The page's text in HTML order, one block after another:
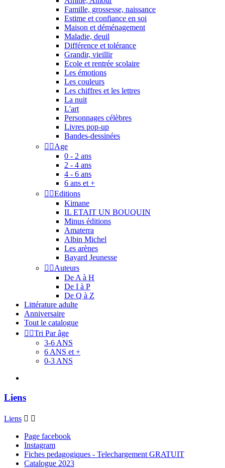
Famille, grossesse, naissance
Estime et confiance en soi
Maison et déménagement
Maladie, deuil
Différence et tolérance
Grandir, vieillir
Ecole et rentrée scolaire
Les émotions
Les couleurs
Les chiffres et les lettres
La nuit
L'art
Personnages célèbres
Livres pop-up
Bandes-dessinées
 Age
0 - 2 ans
2 - 4 ans
4 - 6 ans
6 ans et +
 Editions
Kimane
IL ETAIT UN BOUQUIN
Minus éditions
Amaterra
Albin Michel
Les arènes
Bayard Jeunesse
 Auteurs
De A à H
De I à P
De Q à Z
Littérature adulte
Anniversaire
Tout le catalogue
 Tri Par âge
3-6 ANS
6 ANS et +
0-3 ANS
Liens
Liens  
Page facebook
Instagram
Fiches pedagogiques - Telechargement GRATUIT
Catalogue 2023